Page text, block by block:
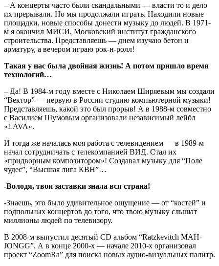
– А концерты часто были скандальными — власти то и дело
их прерывали. Но мы продолжали играть. Находили новые
площадки, новые способы донести музыку до людей. В 1971-
м я окончил МИСИ, Московский институт гражданского
строительства. Представляешь — днем изучаю бетон и
арматуру, а вечером играю рок-н-ролл!
Такая у нас была двойная жизнь! А потом пришло время
технологий…
– Да! В 1984-м году вместе с Николаем Ширяевым мы создали
“Вектор” — первую в России студию компьютерной музыки!
Представляешь, какой это был прорыв! А в 1988-м совместно
с Василием Шумовым организовали независимый лейбл
«LAVA».
И тогда же началась моя работа с телевидением — в 1989-м
начал сотрудничать с телекомпанией ВИД. Стал их
«придворным композитором»! Создавал музыку для “Поле
чудес”, “Высшая лига КВН”…
-Володя, твои заставки знала вся страна!
-Знаешь, это было удивительное ощущение — от “костей” и
подпольных концертов до того, что твою музыку слышат
миллионы людей по телевизору.
В 2008-м выпустил десятый CD альбом “Ratzkevitch MAH-
JONGG”. А в конце 2000-х — начале 2010-х организовал
проект “ZoomRa” для поиска новых аудио-визуальных палитр.